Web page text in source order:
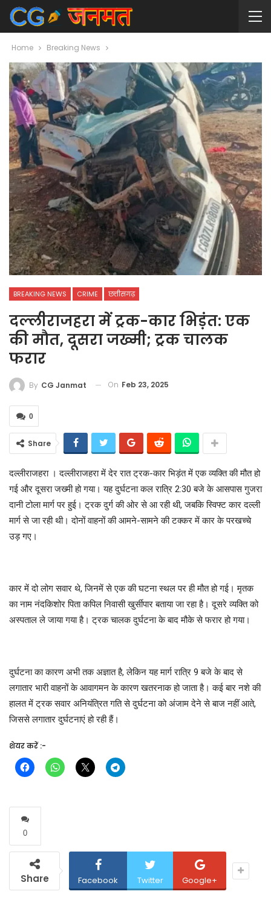
Home Breaking News
BREAKING NEWS CRIME छत्तीसगढ़
दल्लीराजहरा में ट्रक-कार भिड़ंत: एक
की मौत, दूसरा जख्मी; ट्रक चालक
फरार
By CG Janmat On Feb 23, 2025
0
Share
दल्लीराजहरा । दल्लीराजहरा में देर रात ट्रक-कार भिड़ंत में एक व्यक्ति की मौत हो
गई और दूसरा जख्मी हो गया। यह दुर्घटना कल रात्रि 2:30 बजे के आसपास गुजरा
दानी टोला मार्ग पर हुई। ट्रक दुर्ग की ओर से आ रही थी, जबकि स्विफ्ट कार दल्ली
मार्ग से जा रही थी। दोनों वाहनों की आमने-सामने की टक्कर में कार के परखच्चे
उड़ गए।
कार में दो लोग सवार थे, जिनमें से एक की घटना स्थल पर ही मौत हो गई। मृतक
का नाम नंदकिशोर पिता कपिल निवासी खुर्सीपार बताया जा रहा है। दूसरे व्यक्ति को
अस्पताल ले जाया गया है। ट्रक चालक दुर्घटना के बाद मौके से फरार हो गया।
दुर्घटना का कारण अभी तक अज्ञात है, लेकिन यह मार्ग रात्रि 9 बजे के बाद से
लगातार भारी वाहनों के आवागमन के कारण खतरनाक हो जाता है। कई बार नशे की
हालत में ट्रक सवार अनियंत्रित गति से दुर्घटना को अंजाम देने से बाज नहीं आते,
जिससे लगातार दुर्घटनाएं हो रही हैं।
शेयर करें :-
0
Share Facebook Twitter Google+